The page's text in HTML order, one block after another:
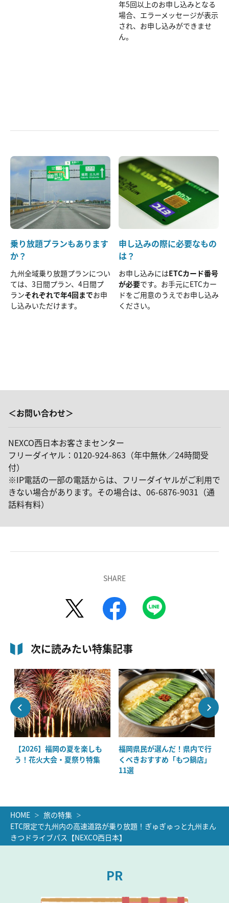
年5回以上のお申し込みとなる
場合、エラーメッセージが表示
され、お申し込みができませ
ん。
乗り放題プランもあります
か？
九州全域乗り放題プランについ
ては、3日間プラン、4日間プ
ランそれぞれで年4回までお申
し込みいただけます。
申し込みの際に必要なもの
は？
お申し込みにはETCカード番号
が必要です。お手元にETCカー
ドをご用意のうえでお申し込み
ください。
＜お問い合わせ＞
NEXCO西日本お客さまセンター
フリーダイヤル：0120-924-863（年中無休／24時間受
付）
※IP電話の一部の電話からは、フリーダイヤルがご利用で
きない場合があります。その場合は、06-6876-9031（通
話料有料）
SHARE
次に読みたい特集記事
【2026】福岡の夏を楽しも
う！花火大会・夏祭り特集
福岡県民が選んだ！県内で行
くべきおすすめ「もつ鍋店」
11選
HOME
旅の特集
ETC限定で九州内の高速道路が乗り放題！ぎゅぎゅっと九州まん
きつドライブパス【NEXCO西日本】
PR